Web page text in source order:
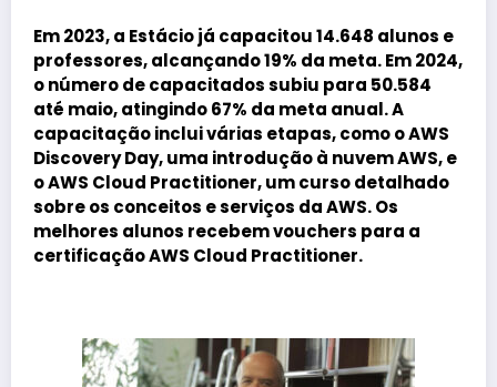
Em 2023, a Estácio já capacitou 14.648 alunos e
professores, alcançando 19% da meta. Em 2024,
o número de capacitados subiu para 50.584
até maio, atingindo 67% da meta anual. A
capacitação inclui várias etapas, como o AWS
Discovery Day, uma introdução à nuvem AWS, e
o AWS Cloud Practitioner, um curso detalhado
sobre os conceitos e serviços da AWS. Os
melhores alunos recebem vouchers para a
certificação AWS Cloud Practitioner.